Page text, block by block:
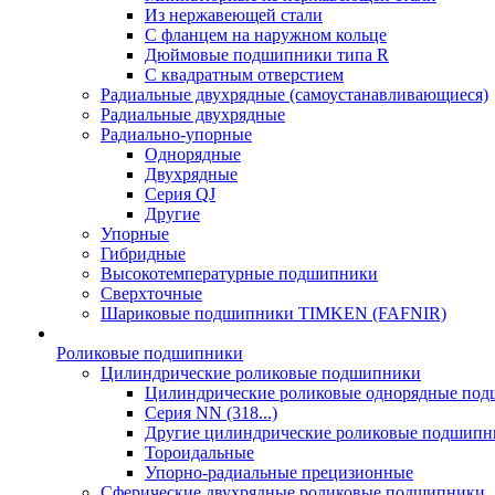
Из нержавеющей стали
С фланцем на наружном кольце
Дюймовые подшипники типа R
С квадратным отверстием
Радиальные двухрядные (самоустанавливающиеся)
Радиальные двухрядные
Радиально-упорные
Однорядные
Двухрядные
Серия QJ
Другие
Упорные
Гибридные
Высокотемпературные подшипники
Сверхточные
Шариковые подшипники TIMKEN (FAFNIR)
Роликовые подшипники
Цилиндрические роликовые подшипники
Цилиндрические роликовые однорядные
Серия NN (318...)
Другие цилиндрические роликовые
Тороидальные
Упорно-радиальные прецизионные